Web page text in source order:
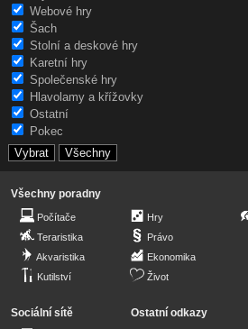
Webové hry
Šach
Stolní a deskové hry
Karetní hry
Společenské hry
Hlavolamy a křížovky
Ostatní
Pokec
Všechny poradny
Počítače
Teraristika
Akvaristika
Kutilství
Hry
Právo
Ekonomika
Život
Sociální sítě Ostatní odkazy